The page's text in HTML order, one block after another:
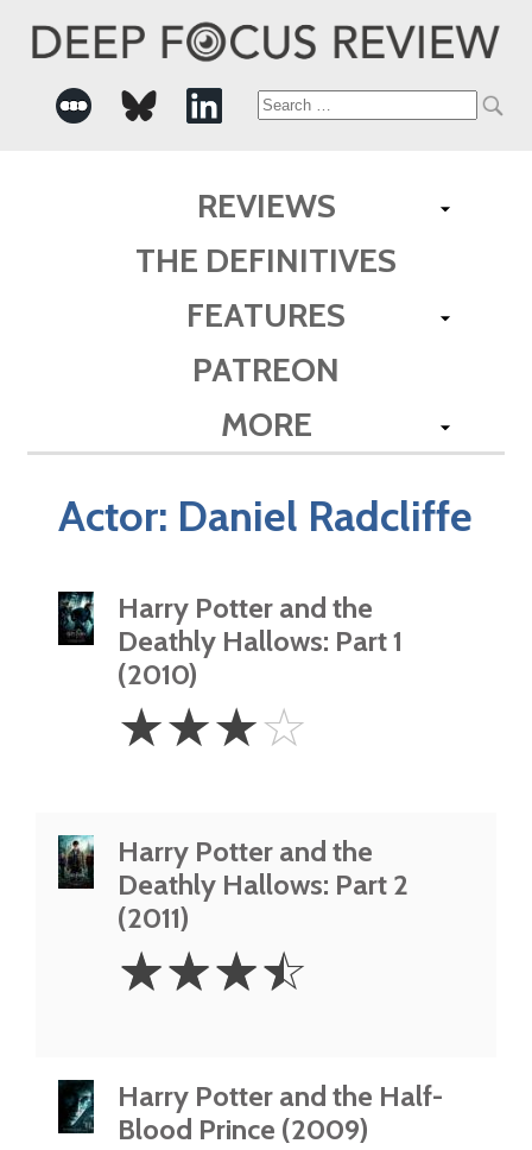
Search
REVIEWS
THE DEFINITIVES
FEATURES
PATREON
MORE
Actor: Daniel Radcliffe
Harry Potter and the
Deathly Hallows: Part 1
(2010)
Stars
☆☆☆☆
Harry Potter and the
Deathly Hallows: Part 2
(2011)
3.5
Stars
☆☆☆☆
Harry Potter and the Half-
Blood Prince (2009)